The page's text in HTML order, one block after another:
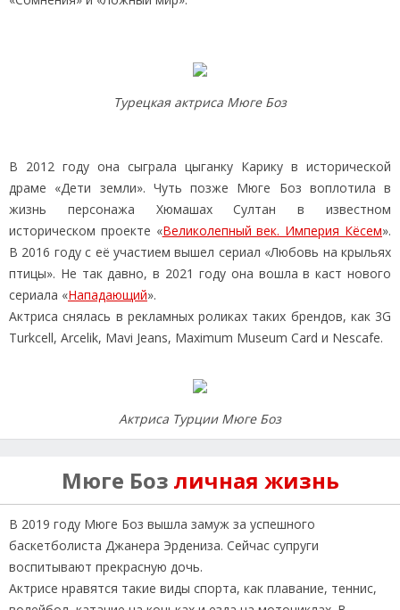
Турецкая актриса Мюге Боз
В 2012 году она сыграла цыганку Карику в исторической
драме «Дети земли». Чуть позже Мюге Боз воплотила в
жизнь персонажа Хюмашах Султан в известном
историческом проекте «Великолепный век. Империя Кёсем».
В 2016 году с её участием вышел сериал «Любовь на крыльях
птицы». Не так давно, в 2021 году она вошла в каст нового
сериала «Нападающий».
Актриса снялась в рекламных роликах таких брендов, как 3G
Turkcell, Arcelik, Mavi Jeans, Maximum Museum Card и Nescafe.
Актриса Турции Мюге Боз
Мюге Боз личная жизнь
В 2019 году Мюге Боз вышла замуж за успешного
баскетболиста Джанера Эрдениза. Сейчас супруги
воспитывают прекрасную дочь.
Актрисе нравятся такие виды спорта, как плавание, теннис,